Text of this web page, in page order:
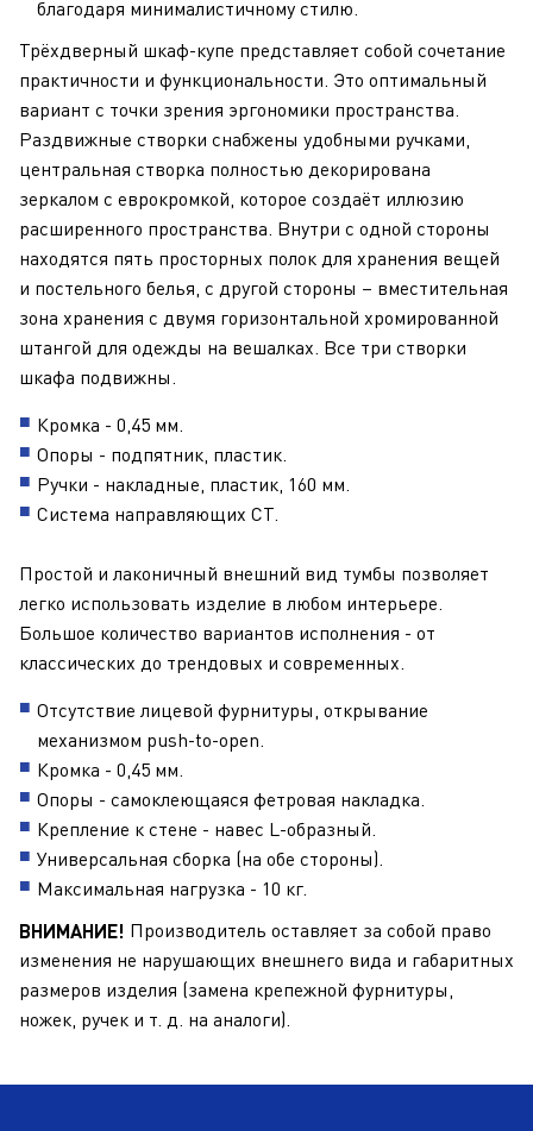
благодаря минималистичному стилю.
Трёхдверный шкаф-купе представляет собой сочетание
практичности и функциональности. Это оптимальный
вариант с точки зрения эргономики пространства.
Раздвижные створки снабжены удобными ручками,
центральная створка полностью декорирована
зеркалом с еврокромкой, которое создаёт иллюзию
расширенного пространства. Внутри с одной стороны
находятся пять просторных полок для хранения вещей
и постельного белья, с другой стороны – вместительная
зона хранения с двумя горизонтальной хромированной
штангой для одежды на вешалках. Все три створки
шкафа подвижны.
Кромка - 0,45 мм.
Опоры - подпятник, пластик.
Ручки - накладные, пластик, 160 мм.
Система направляющих СТ.
Простой и лаконичный внешний вид тумбы позволяет
легко использовать изделие в любом интерьере.
Большое количество вариантов исполнения - от
классических до трендовых и современных.
Отсутствие лицевой фурнитуры, открывание
механизмом push-to-open.
Кромка - 0,45 мм.
Опоры - самоклеющаяся фетровая накладка.
Крепление к стене - навес L-образный.
Универсальная сборка (на обе стороны).
Максимальная нагрузка - 10 кг.
ВНИМАНИЕ! Производитель оставляет за собой право
изменения не нарушающих внешнего вида и габаритных
размеров изделия (замена крепежной фурнитуры,
ножек, ручек и т. д. на аналоги).